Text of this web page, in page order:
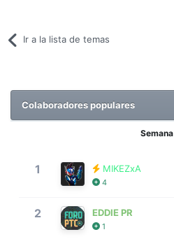
Ir a la lista de temas
Colaboradores populares
Semana
1 MIKEZxA
4
2 EDDIE PR
1